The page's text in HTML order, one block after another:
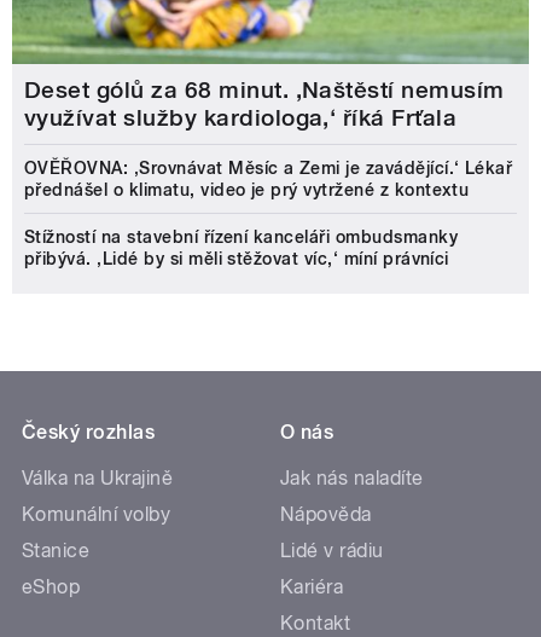
Deset gólů za 68 minut. ,Naštěstí nemusím
využívat služby kardiologa,‘ říká Frťala
OVĚŘOVNA: ‚Srovnávat Měsíc a Zemi je zavádějící.‘ Lékař
přednášel o klimatu, video je prý vytržené z kontextu
Stížností na stavební řízení kanceláři ombudsmanky
přibývá. ‚Lidé by si měli stěžovat víc,‘ míní právníci
Český rozhlas
Válka na Ukrajině
Komunální volby
Stanice
eShop
O nás
Jak nás naladíte
Nápověda
Lidé v rádiu
Kariéra
Kontakt